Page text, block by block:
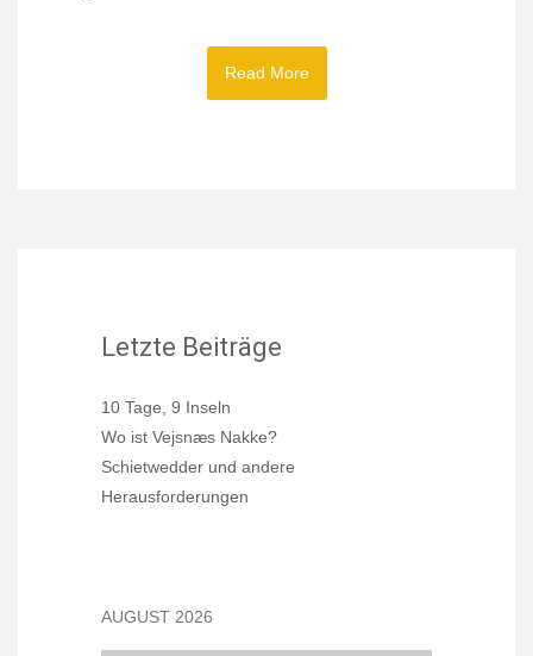
Read More
Letzte Beiträge
10 Tage, 9 Inseln
Wo ist Vejsnæs Nakke?
Schietwedder und andere
Herausforderungen
AUGUST 2026